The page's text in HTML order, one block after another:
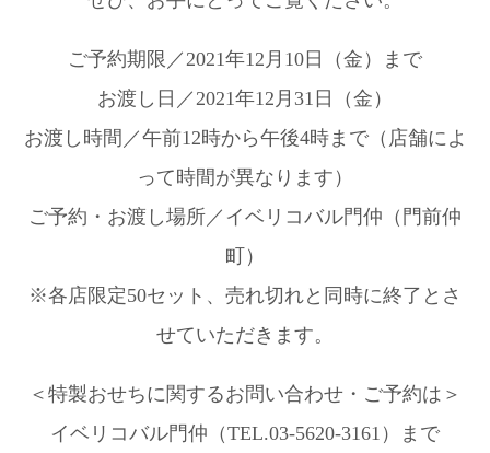
ご予約期限／2021年12月10日（金）まで
お渡し日／2021年12月31日（金）
お渡し時間／午前12時から午後4時まで（店舗によ
って時間が異なります）
ご予約・お渡し場所／イベリコバル門仲（門前仲
町）
※各店限定50セット、売れ切れと同時に終了とさ
せていただきます。
＜特製おせちに関するお問い合わせ・ご予約は＞
イベリコバル門仲（TEL.03-5620-3161）まで